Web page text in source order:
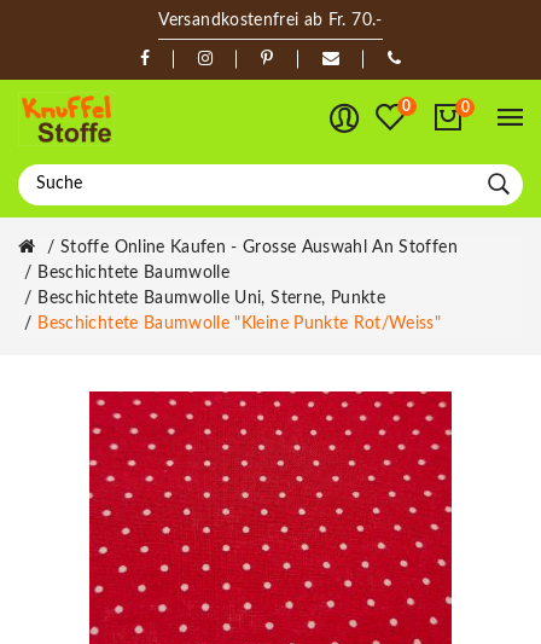
Versandkostenfrei ab Fr. 70.-
0 0
Stoffe Online Kaufen - Grosse Auswahl An Stoffen
Beschichtete Baumwolle
Beschichtete Baumwolle Uni, Sterne, Punkte
Beschichtete Baumwolle "Kleine Punkte Rot/weiss"